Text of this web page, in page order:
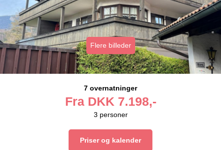
Flere billeder
7 overnatninger
Fra DKK 7.198,-
3 personer
Priser og kalender